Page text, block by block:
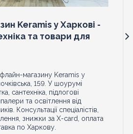
Keramis у Харкові -
та товари для
магазину Keramis у
159. У шоурумі
сантехніка, підлогові
та освітлення від
Консультації спеціалістів,
знижки за X-card, оплата
по Харкову.